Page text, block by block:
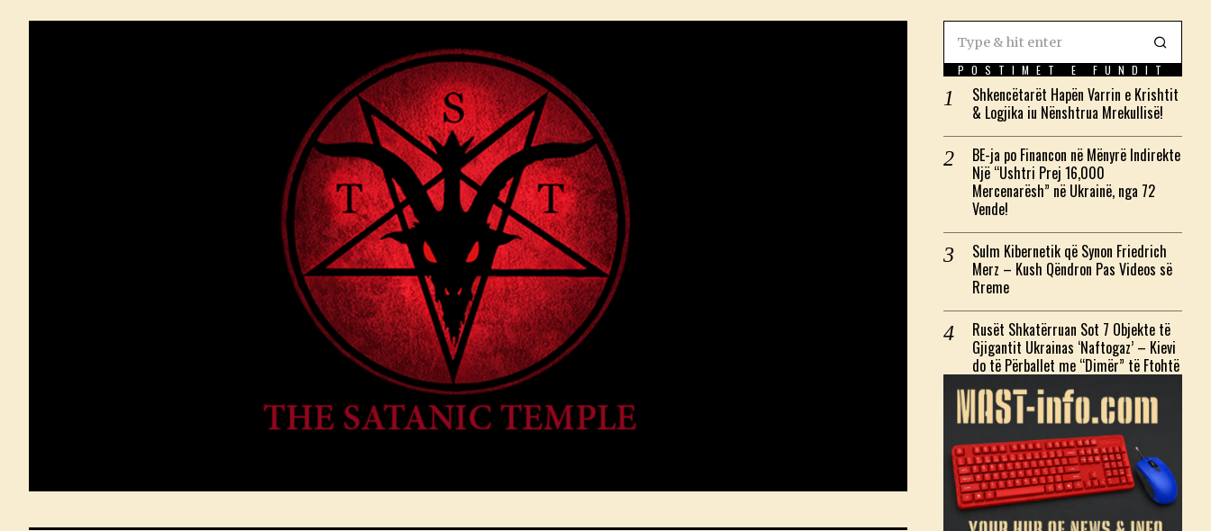
POSTIMET E FUNDIT
Shkencëtarët Hapën Varrin e Krishtit
& Logjika iu Nënshtrua Mrekullisë!
BE-ja po Financon në Mënyrë Indirekte
Një “Ushtri Prej 16,000
Mercenarësh” në Ukrainë, nga 72
Vende!
Sulm Kibernetik që Synon Friedrich
Merz – Kush Qëndron Pas Videos së
Rreme
Rusët Shkatërruan Sot 7 Objekte të
Gjigantit Ukrainas ‘Naftogaz’ – Kievi
do të Përballet me “Dimër” të Ftohtë